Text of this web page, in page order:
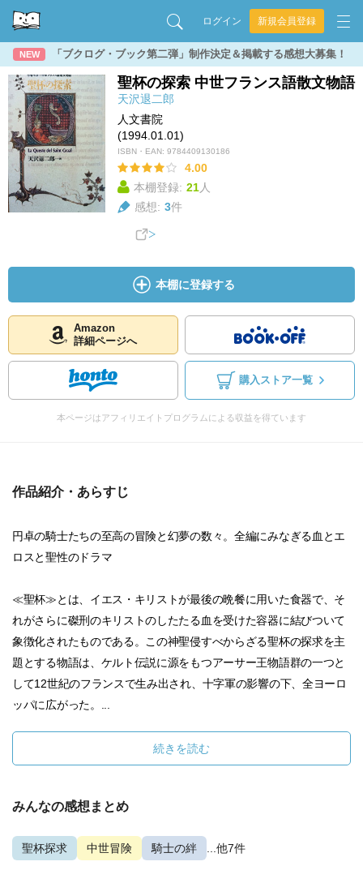
ログイン 新規会員登録
NEW 「ブクログ・ブック第二弾」制作決定＆掲載する感想大募集！
聖杯の探索 中世フランス語散文物語
天沢退二郎
人文書院
(1994.01.01)
ISBN・EAN: 9784409130186
4.00
本棚登録: 21人
感想: 3件
本棚に登録する
Amazon
詳細ページへ
購入ストア一覧
本ページはアフィリエイトプログラムによる収益を得ています
作品紹介・あらすじ
円卓の騎士たちの至高の冒険と幻夢の数々。全編にみなぎる血とエ
ロスと聖性のドラマ
≪聖杯≫とは、イエス・キリストが最後の晩餐に用いた食器で、そ
れがさらに磔刑のキリストのしたたる血を受けた容器に結びついて
象徴化されたものである。この神聖侵すべからざる聖杯の探求を主
題とする物語は、ケルト伝説に源をもつアーサー王物語群の一つと
して12世紀のフランスで生み出され、十字軍の影響の下、全ヨーロ
ッパに広がった。...
続きを読む
みんなの感想まとめ
聖杯探求 中世冒険 騎士の絆 ...他7件